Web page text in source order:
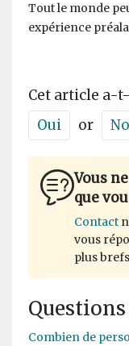
Tout le monde
expérience
Cet article a-
Oui
or
Vous
que
Contact
vous
plus
Combien de